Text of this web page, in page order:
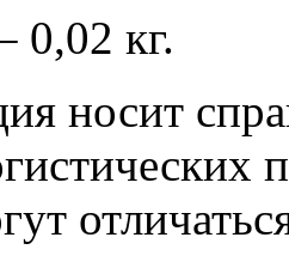
0,02 кг.
носит